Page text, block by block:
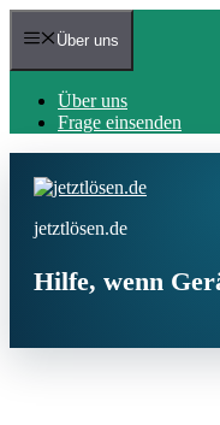
Zum
Inhalt Über uns
Über uns
Frage einsenden
jetztlösen.de
Hilfe, wenn